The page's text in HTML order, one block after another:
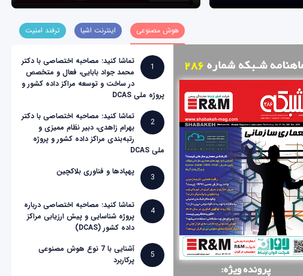
هوش مصنوعی اینترنت اشیا ترفند امنیت
1
تماشا کنید: مصاحبه اختصاصی با دکتر
محمد جواد بابایی، فعال و متخصص
در ساخت و توسعه مراکز داده کشور و
پروژه ملی DCAS
2
تماشا کنید: مصاحبه اختصاصی با دکتر
بهرام زاهدی، دبیر نظام ممیزی و
رتبه‌بندی مراکز داده کشور و پروژه
ملی DCAS
3
پهپادها و فناوری بلاکچین
4
تماشا کنید: مصاحبه اختصاصی درباره
پروژه شناسایی و پیش ارزیابی مراکز
داده کشور (DCAS)
5
آشنایی با 7 نوع هوش مصنوعی
پرکاربرد